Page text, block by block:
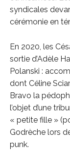
syndicales
cérémonie en
En 2020, les
sortie d’Adèle
Polanski :
dont Céline
Bravo la
l’objet d’une
« petite fille »
Godrèche lors
punk.